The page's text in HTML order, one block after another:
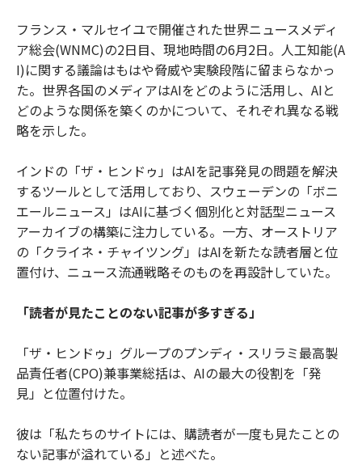
フランス・マルセイユで開催された世界ニュースメディ
ア総会(WNMC)の2日目、現地時間の6月2日。人工知能(A
I)に関する議論はもはや脅威や実験段階に留まらなかっ
た。世界各国のメディアはAIをどのように活用し、AIと
どのような関係を築くのかについて、それぞれ異なる戦
略を示した。
インドの「ザ・ヒンドゥ」はAIを記事発見の問題を解決
するツールとして活用しており、スウェーデンの「ボニ
エールニュース」はAIに基づく個別化と対話型ニュース
アーカイブの構築に注力している。一方、オーストリア
の「クライネ・チャイツング」はAIを新たな読者層と位
置付け、ニュース流通戦略そのものを再設計していた。
「読者が見たことのない記事が多すぎる」
「ザ・ヒンドゥ」グループのプンディ・スリラミ最高製
品責任者(CPO)兼事業総括は、AIの最大の役割を「発
見」と位置付けた。
彼は「私たちのサイトには、購読者が一度も見たことの
ない記事が溢れている」と述べた。